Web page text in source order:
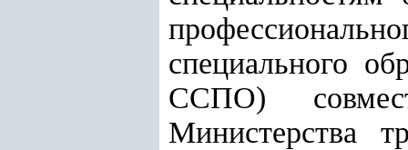
специального
ССПО)
Министерства